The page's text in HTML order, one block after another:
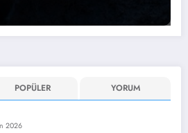
POPÜLER YORUM
2026